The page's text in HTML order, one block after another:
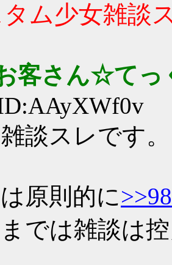
ム少女雑談
客さん☆てっ
談スレです。
原則的に
では雑談は